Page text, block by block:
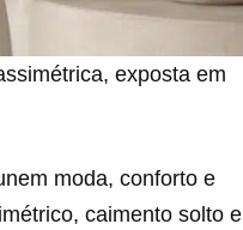
exposta em
moda, conforto e
caimento solto e